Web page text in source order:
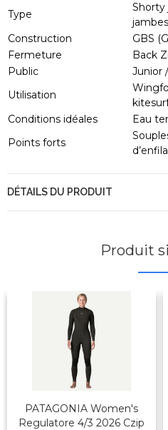
Type
Shorty
Construction
GBS
Fermeture
Back
Public
Junior
Utilisation
Conditions idéales
Eau
Points forts
DÉTAILS DU PRODUIT
Produit
PATAGONIA Women's
Regulatore 4/3 2026 Czip